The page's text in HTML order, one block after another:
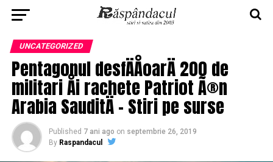
UNCATEGORIZED
Pentagonul desfÄÅoarÄ 200 de
militari Åi rachete Patriot Ã®n
Arabia SauditÄ – Stiri pe surse
Published 7 ani ago on septembrie 26, 2019
By Raspandacul